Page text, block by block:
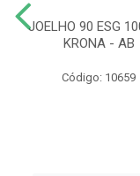
JOELHO 90 ESG
KRONA - AB
Código: 10659